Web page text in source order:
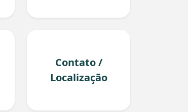
Contato /
Localização